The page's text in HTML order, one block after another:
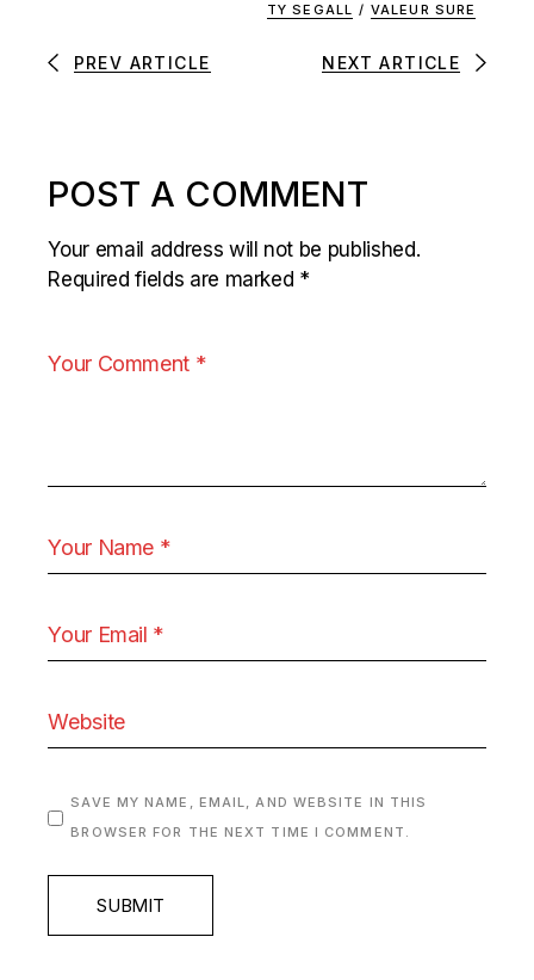
TY SEGALL / VALEUR SURE
PREV ARTICLE NEXT ARTICLE
POST A COMMENT
Your email address will not be published.
Required fields are marked *
SAVE MY NAME, EMAIL, AND WEBSITE IN THIS
BROWSER FOR THE NEXT TIME I COMMENT.
SUBMIT